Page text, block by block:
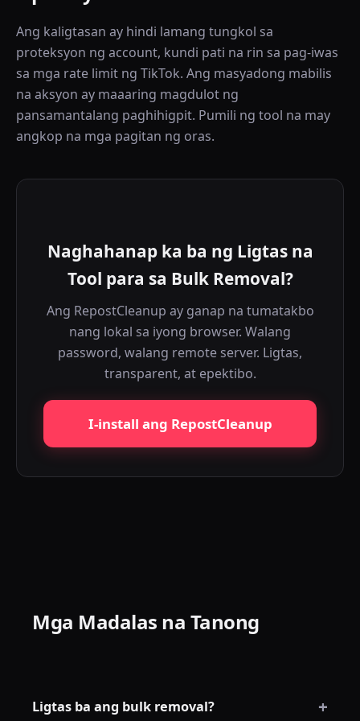
Ang kaligtasan ay hindi lamang tungkol sa
proteksyon ng account, kundi pati na rin sa pag-iwas
sa mga rate limit ng TikTok. Ang masyadong mabilis
na aksyon ay maaaring magdulot ng
pansamantalang paghihigpit. Pumili ng tool na may
angkop na mga pagitan ng oras.
Naghahanap ka ba ng Ligtas na
Tool para sa Bulk Removal?
Ang RepostCleanup ay ganap na tumatakbo
nang lokal sa iyong browser. Walang
password, walang remote server. Ligtas,
transparent, at epektibo.
I-install ang RepostCleanup
Mga Madalas na Tanong
Ligtas ba ang bulk removal? +